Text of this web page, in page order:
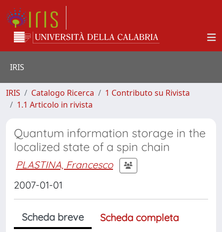
IRIS
IRIS Catalogo Ricerca
1 Contributo su Rivista
1.1 Articolo in rivista
Quantum information storage in the
localized state of a spin chain
PLASTINA, Francesco
2007-01-01
Scheda breve
Scheda completa